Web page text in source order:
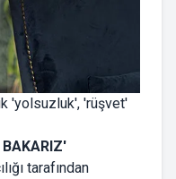
'yolsuzluk', 'rüşvet'
tarafından